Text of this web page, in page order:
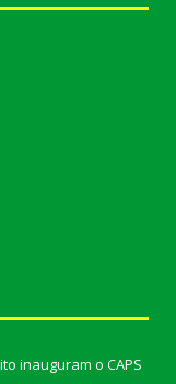
inauguram o CAPS